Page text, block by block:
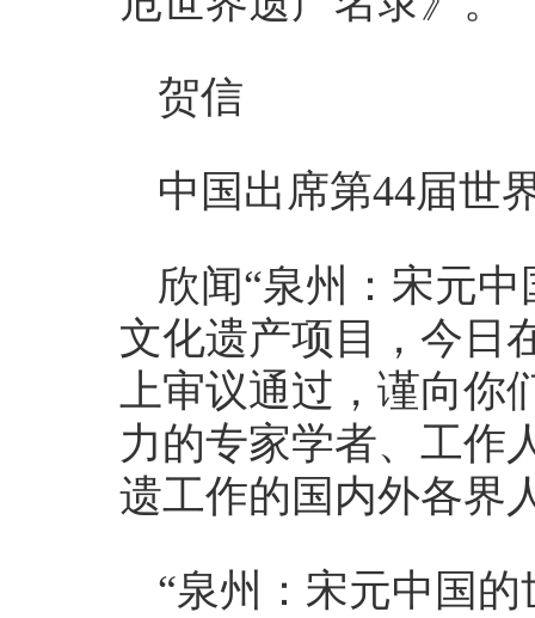
贺信
中国出席第44届世
欣闻“泉州：宋元
文化遗产项目，今日
上审议通过，谨向你
力的专家学者、工作
遗工作的国内外各界
“泉州：宋元中国